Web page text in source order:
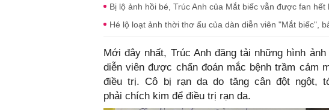
Bị lộ ảnh hồi bé, Trúc Anh của Mắt biếc vẫn được fan
Hé lộ loạt ảnh thời thơ ấu của dàn diễn viên "Mắt biếc",
Mới đây nhất, Trúc Anh đăng tải những hình
diễn viên được chẩn đoán mắc bệnh trầm cảm
điều trị. Cô bị rạn da do tăng cân đột ngột,
phải chích kim để điều trị rạn da.